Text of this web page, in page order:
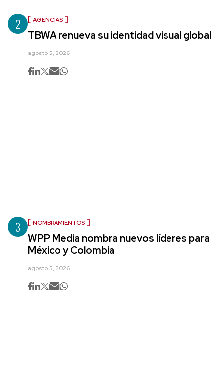
2 AGENCIAS
TBWA renueva su identidad visual global
agosto 5, 2026
3 NOMBRAMIENTOS
WPP Media nombra nuevos líderes para
México y Colombia
agosto 5, 2026